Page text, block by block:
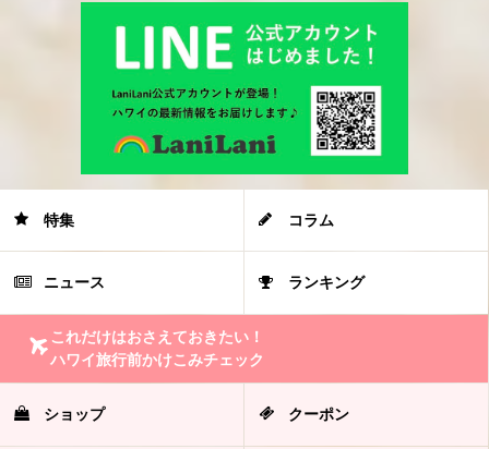
特集 コラム
ニュース ランキング
これだけはおさえておきたい！
ハワイ旅行前かけこみチェック
ショップ クーポン